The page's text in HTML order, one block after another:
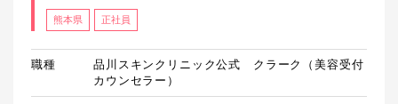
熊本県 正社員
職種
品川スキンクリニック公式 クラーク（美容受付
カウンセラー）